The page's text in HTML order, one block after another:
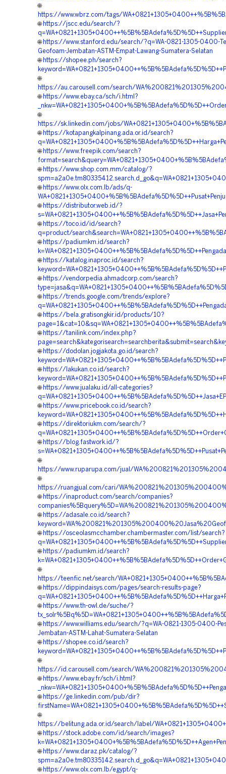
🌐
https://www.wbrz.com/tags/
🌐 https://jscc.edu/search/?
🌐 https://www.stanford.edu/search/?q=WA-0821-1305-0400-
Geofoam-Jembatan-ASTM-Empat-Lawang-Sumatera-Selatan
🌐 https://shopee.ph/search?
🌐
https://au.carousell.com/search/
🌐 https://www.ebay.ca/sch/i.html?
🌐
https://sk.linkedin.com/jobs/
🌐 https://kotapangkalpinang.ada.or.id/search?
🌐 https://www.freepik.com/search?
🌐 https://www.shop.com.mm/catalog/?
🌐 https://www.olx.com.lb/ads/q-
🌐 https://distributor.web.id/?
🌐 https://toco.id/id/search?
q=product/
🌐 https://padiumkm.id/search?
🌐 https://katalog.inaproc.id/search?
🌐 https://vendorpedia.ahmadcorp.com/search?
🌐 https://trends.google.com/trends/explore?
🌐 https://bela.gratisongkir.id/products/10?
🌐 https://tanilink.com/index.php?
🌐 https://dodolan.jogjakota.go.id/search?
🌐 https://lakukan.co.id/search?
🌐 https://www.jualaku.id/all-categories?
🌐 https://www.pricebook.co.id/search?
🌐 https://direktoriukm.com/search/?
🌐 https://blog.fastwork.id/?
🌐
https://www.ruparupa.com/jual/
🌐
https://ruangjual.com/cari/
🌐 https://inaproduct.com/search/companies?
🌐 https://adasale.co.id/search?
🌐 https://osceolasmcchamber.chambermaster.com/list/search?
🌐 https://padiumkm.id/search?
🌐
https://teenfic.net/search/
🌐 https://dippindaisys.com/pages/search-results-page?
🌐 https://www.th-owl.de/suche/?
🌐 https://www.williams.edu/search/?q=WA-0821-1305-0400-
Jembatan-ASTM-Lahat-Sumatera-Selatan
🌐 https://shopee.co.id/search?
🌐
https://id.carousell.com/search/
🌐 https://www.ebay.fr/sch/i.html?
🌐 https://ge.linkedin.com/pub/dir?
🌐
https://belitung.ada.or.id/search/label/
🌐 https://stock.adobe.com/id/search/images?
🌐 https://www.daraz.pk/catalog/?
🌐 https://www.olx.com.lb/egypt/q-